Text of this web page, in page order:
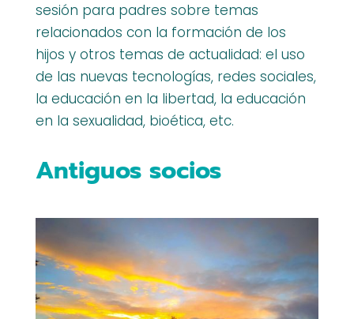
sesión para padres sobre temas
relacionados con la formación de los
hijos y otros temas de actualidad: el uso
de las nuevas tecnologías, redes sociales,
la educación en la libertad, la educación
en la sexualidad, bioética, etc.
Antiguos socios